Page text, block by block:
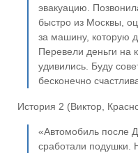
эвакуацию.
быстро из Москвы,
за машину, которую
Перевели деньги на
удивились. Буду
бесконечно
История 2 (Виктор,
«Автомобиль после
сработали подушки.